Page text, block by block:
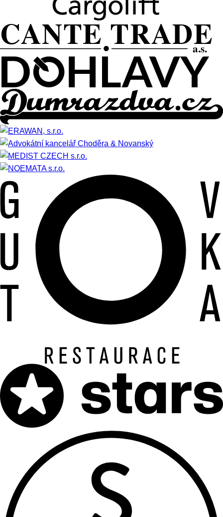
CANTE TRADE